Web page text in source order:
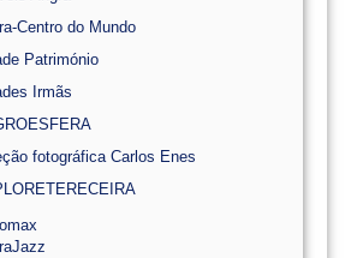
Centro do Mundo
Património
Irmãs
fotográfica Carlos Enes